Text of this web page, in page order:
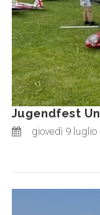
Jugendfest
giovedì 9 luglio